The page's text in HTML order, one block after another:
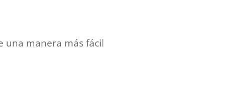
una manera más fácil